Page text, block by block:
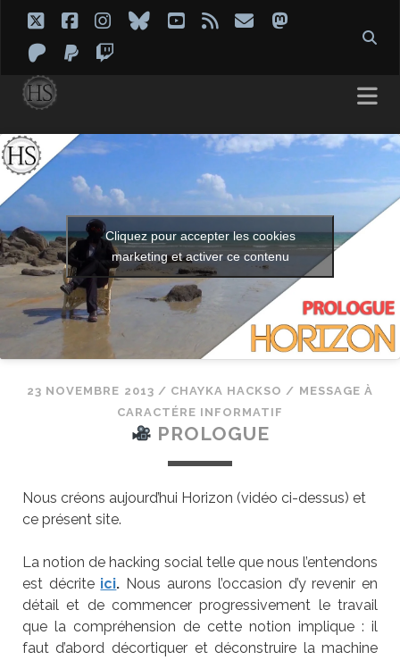
twitterfacebook
instagram
blueskyyoutube
rss emailmastodon
patreon
paypal
Cliquez pour accepter les cookies
marketing et activer ce contenu
23 NOVEMBRE 2013 / CHAYKA HACKSO / MESSAGE À
CARACTÉRE INFORMATIF
PROLOGUE
Nous créons aujourd’hui Horizon (vidéo ci-dessus) et
ce présent site.
La notion de hacking social telle que nous l’entendons
est décrite ici. Nous aurons l’occasion d’y revenir en
détail et de commencer progressivement le travail
que la compréhension de cette notion implique : il
faut d’abord décortiquer et déconstruire la machine